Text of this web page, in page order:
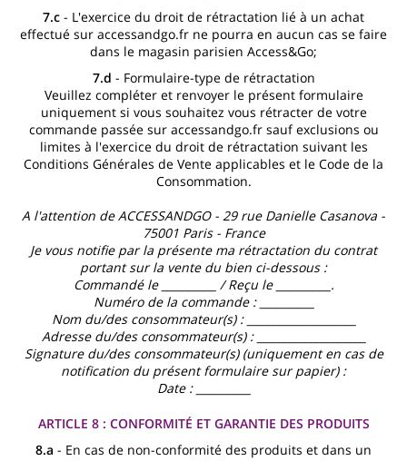
7.c - L'exercice du droit de rétractation lié à un achat
effectué sur accessandgo.fr ne pourra en aucun cas se faire
dans le magasin parisien Access&Go;
7.d - Formulaire-type de rétractation
Veuillez compléter et renvoyer le présent formulaire
uniquement si vous souhaitez vous rétracter de votre
commande passée sur accessandgo.fr sauf exclusions ou
limites à l'exercice du droit de rétractation suivant les
Conditions Générales de Vente applicables et le Code de la
Consommation.
A l'attention de ACCESSANDGO - 29 rue Danielle Casanova -
75001 Paris - France
Je vous notifie par la présente ma rétractation du contrat
portant sur la vente du bien ci-dessous :
Commandé le __________ / Reçu le __________.
Numéro de la commande : __________
Nom du/des consommateur(s) : ____________________
Adresse du/des consommateur(s) : ____________________
Signature du/des consommateur(s) (uniquement en cas de
notification du présent formulaire sur papier) :
Date : __________
ARTICLE 8 : CONFORMITÉ ET GARANTIE DES PRODUITS
8.a - En cas de non-conformité des produits et dans un